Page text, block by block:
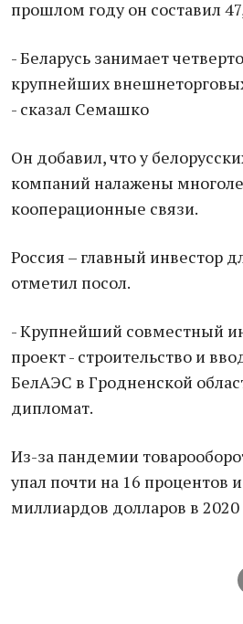
прошлом году он составил
- Беларусь занимает
крупнейших
- сказал Семашко
Он добавил, что у
компаний налажены
кооперационные связи.
Россия – главный инвестор
отметил посол.
- Крупнейший совместный
проект - строительство и
БелАЭС в Гродненской
дипломат.
Из-за пандемии
упал почти на 16 процентов
миллиардов долларов в 2020